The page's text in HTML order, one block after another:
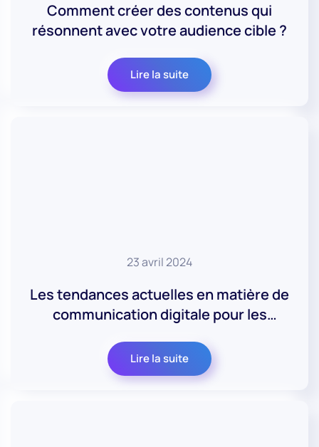
Comment créer des contenus qui
résonnent avec votre audience cible ?
Lire la suite
23 avril 2024
Les tendances actuelles en matière de
communication digitale pour les
Lire la suite